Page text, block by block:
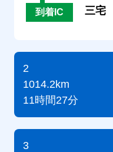
到着IC 三宅
2
1014.2km
11時間27分
3